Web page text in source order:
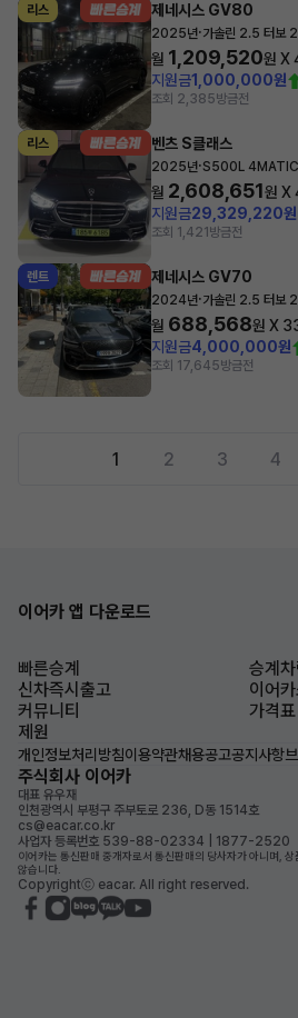
리스 제네시스 GV80
2025년·가솔린 2.5 터보
월 1,209,520원 X
지원금1,000,000원
조회 2,385방금전
리스 벤츠 S클래스
2025년·S500L 4MATIC
월 2,608,651원 X
지원금29,329,220원
조회 1,421 방금전
렌트 제네시스 GV70
2024년·가솔린 2.5 터보
월 688,568원 X
지원금4,000,000원
조회 17,645방금전
1 2 3 4
이어카 앱 다운로드
빠른승계
승계
신차즉시출고
이어
커뮤니티
가격표
제원
개인정보처리방침이용약관채용공고공지사항
주식회사 이어카
대표 유우재
인천광역시 부평구 주부토로 236, D동 1514호
cs@eacar.co.kr
사업자 등록번호 539-88-02334 | 1877-2520
이어카는 통신판매 중개자로서 통신판매의 당사자가 아니며,
않습니다.
Copyrightⓒ eacar. All right reserved.